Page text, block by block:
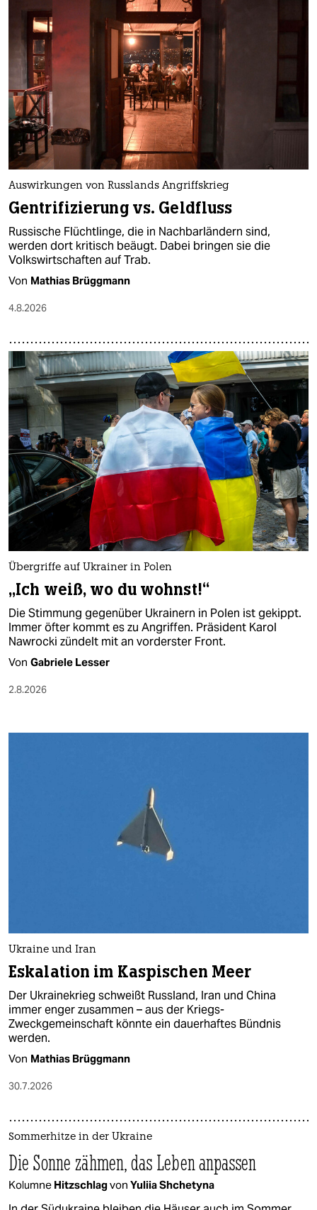
Auswirkungen von Russlands Angriffskrieg
Gentrifizierung vs. Geldfluss
Russische Flüchtlinge, die in Nachbarländern sind,
werden dort kritisch beäugt. Dabei bringen sie die
Volkswirtschaften auf Trab.
Von Mathias Brüggmann
4.8.2026
Übergriffe auf Ukrainer in Polen
„Ich weiß, wo du wohnst!“
Die Stimmung gegenüber Ukrainern in Polen ist gekippt.
Immer öfter kommt es zu Angriffen. Präsident Karol
Nawrocki zündelt mit an vorderster Front.
Von Gabriele Lesser
2.8.2026
Ukraine und Iran
Eskalation im Kaspischen Meer
Der Ukrainekrieg schweißt Russland, Iran und China
immer enger zusammen – aus der Kriegs-
Zweckgemeinschaft könnte ein dauerhaftes Bündnis
werden.
Von Mathias Brüggmann
30.7.2026
Sommerhitze in der Ukraine
Die Sonne zähmen, das Leben anpassen
Kolumne Hitzschlagvon Yuliia Shchetyna